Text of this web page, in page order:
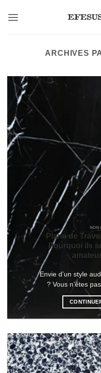
ARCHIVES
NON
Plans de
Pourquoi ils
Envie d’un style
? Vous n’êtes